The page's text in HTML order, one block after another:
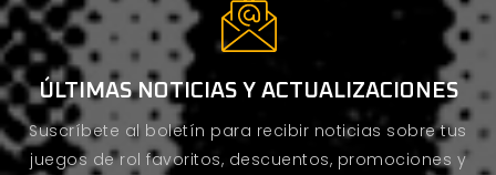
ÚLTIMAS NOTICIAS Y ACTUALIZACIONES
Suscríbete al boletín para recibir noticias sobre tus
juegos de rol favoritos, descuentos, promociones y